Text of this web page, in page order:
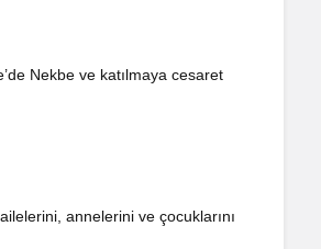
Nekbe ve katılmaya cesaret
annelerini ve çocuklarını